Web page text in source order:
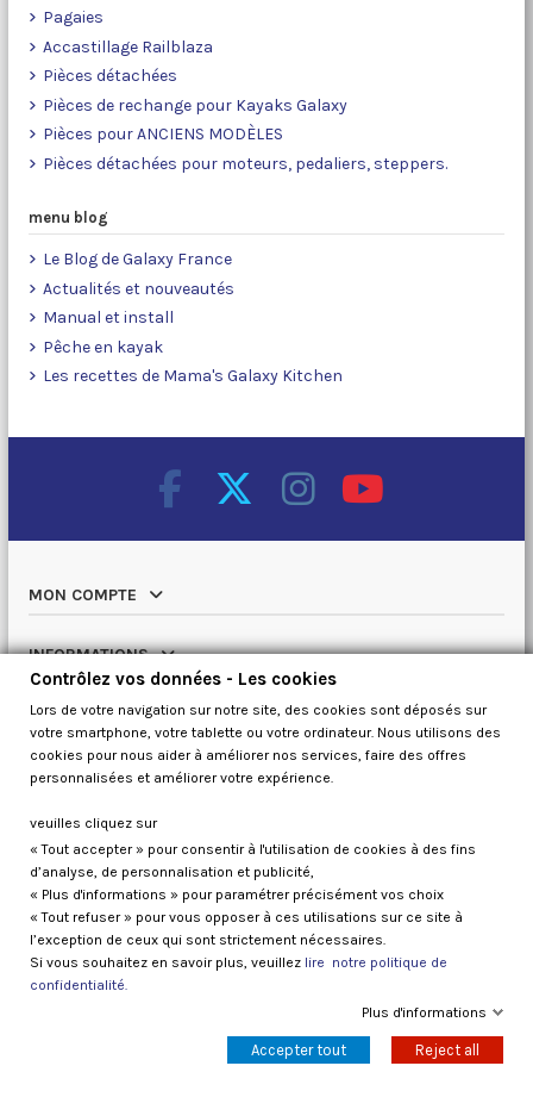
Pagaies
Accastillage Railblaza
Pièces détachées
Pièces de rechange pour Kayaks Galaxy
Pièces pour ANCIENS MODÈLES
Pièces détachées pour moteurs, pedaliers, steppers.
menu blog
Le Blog de Galaxy France
Actualités et nouveautés
Manual et install
Pêche en kayak
Les recettes de Mama's Galaxy Kitchen
MON COMPTE
INFORMATIONS
NOTRE CATALOGUE
QUI SOMMES NOUS
Contrôlez vos données
Galaxy kayaks France 2026
Contrôlez vos données - Les cookies
Lors de votre navigation sur notre site, des cookies sont déposés sur
votre smartphone, votre tablette ou votre ordinateur. Nous utilisons des
cookies pour nous aider à améliorer nos services, faire des offres
personnalisées et améliorer votre expérience.
veuilles cliquez sur
« Tout accepter » pour consentir à l'utilisation de cookies à des fins
d’analyse, de personnalisation et publicité,
« Plus d'informations » pour paramétrer précisément vos choix
« Tout refuser » pour vous opposer à ces utilisations sur ce site à
l’exception de ceux qui sont strictement nécessaires.
Si vous souhaitez en savoir plus, veuillez lire notre politique de
confidentialité.
Plus d'informations
Accepter tout Reject all